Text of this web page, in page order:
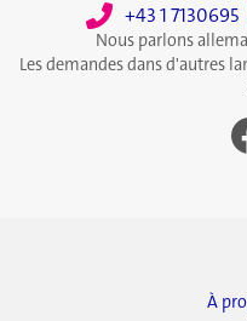
+43 1 7130695
Nous parlons
Les demandes dans d'autres
À